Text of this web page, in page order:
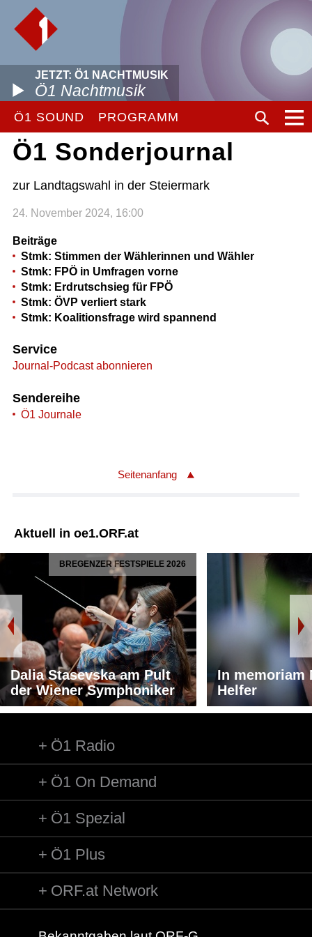
JETZT: Ö1 NACHTMUSIK
Ö1 Nachtmusik
Ö1 SOUND PROGRAMM
Ö1 Sonderjournal
zur Landtagswahl in der Steiermark
24. November 2024, 16:00
Beiträge
Stmk: Stimmen der Wählerinnen und Wähler
Stmk: FPÖ in Umfragen vorne
Stmk: Erdrutschsieg für FPÖ
Stmk: ÖVP verliert stark
Stmk: Koalitionsfrage wird spannend
Service
Journal-Podcast abonnieren
Sendereihe
Ö1 Journale
Seitenanfang
Aktuell in oe1.ORF.at
BREGENZER FESTSPIELE 2026
Dalia Stasevska am Pult
der Wiener Symphoniker
In memoriam
Helfer
Ö1 Radio
Ö1 On Demand
Ö1 Spezial
Ö1 Plus
ORF.at Network